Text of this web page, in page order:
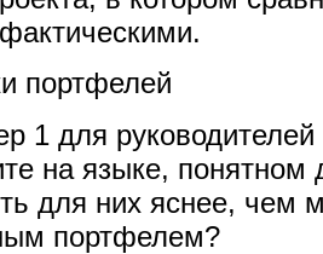
портфелей
1 для
на языке,
для них яснее, чем
портфелем?